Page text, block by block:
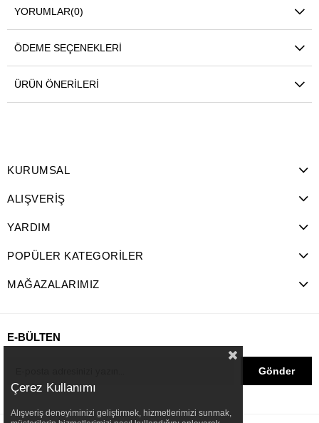
YORUMLAR(0)
ÖDEME SEÇENEKLERI
ÜRÜN ÖNERILERI
KURUMSAL
ALIŞVERİŞ
YARDIM
POPÜLER KATEGORİLER
MAĞAZALARIMIZ
E-BÜLTEN
Gönder
Çerez Kullanımı
Alışveriş deneyiminizi geliştirmek, hizmetlerimizi sunmak,